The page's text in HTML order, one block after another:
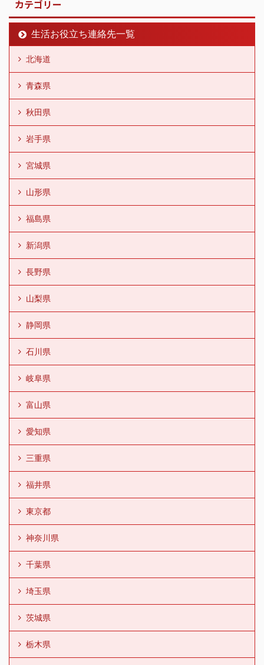
カテゴリー
生活お役立ち連絡先一覧
北海道
青森県
秋田県
岩手県
宮城県
山形県
福島県
新潟県
長野県
山梨県
静岡県
石川県
岐阜県
富山県
愛知県
三重県
福井県
東京都
神奈川県
千葉県
埼玉県
茨城県
栃木県